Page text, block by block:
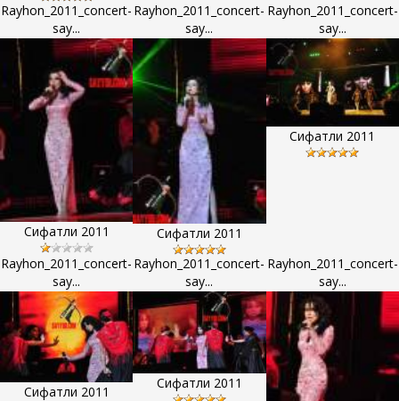
Rayhon_2011_concert-
say...
Сифатли 2011
Rayhon_2011_concert-
say...
Сифатли 2011
Rayhon_2011_concert-
say...
Сифатли 2011
Rayhon_2011_concert-
say...
Сифатли 2011
Rayhon_2011_concert-
say...
Сифатли 2011
Rayhon_2011_concert-
say...